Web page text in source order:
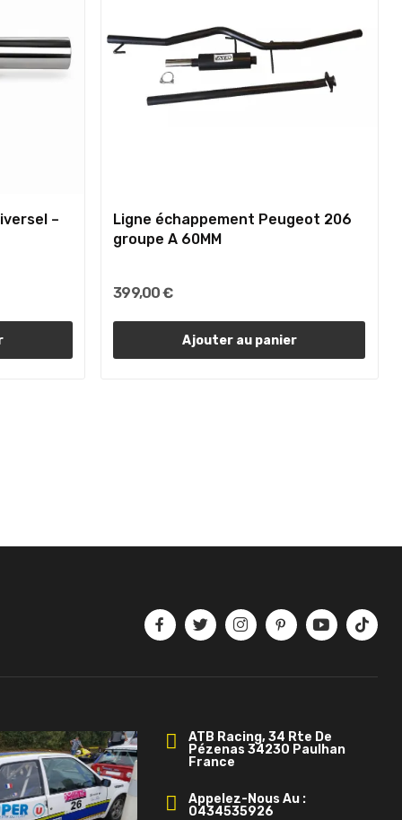
–
Ligne échappement Peugeot 206
groupe A 60MM
399,00 €
Ajouter au panier
ATB Racing, 34 Rte De
Pézenas 34230 Paulhan
France
Appelez-Nous Au :
0434535926